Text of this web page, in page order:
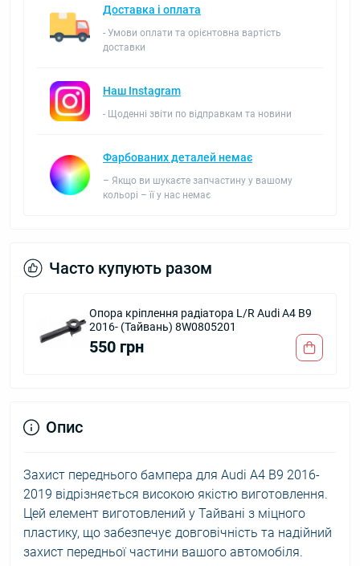
Доставка і оплата
- Умови оплати та орієнтовна вартість
доставки
Наш Instagram
- Щоденні звіти по відправкам та новини
Фарбованих деталей немає
– Якщо ви шукаєте запчастину у вашому
кольорі – її у нас немає
Часто купують разом
Опора кріплення радіатора L/R Audi A4 B9
2016- (Тайвань) 8W0805201
550 грн
Опис
Захист переднього бампера для Audi A4 B9 2016-
2019 відрізняється високою якістю виготовлення.
Цей елемент виготовлений у Тайвані з міцного
пластику, що забезпечує довговічність та надійний
захист передньої частини вашого автомобіля.